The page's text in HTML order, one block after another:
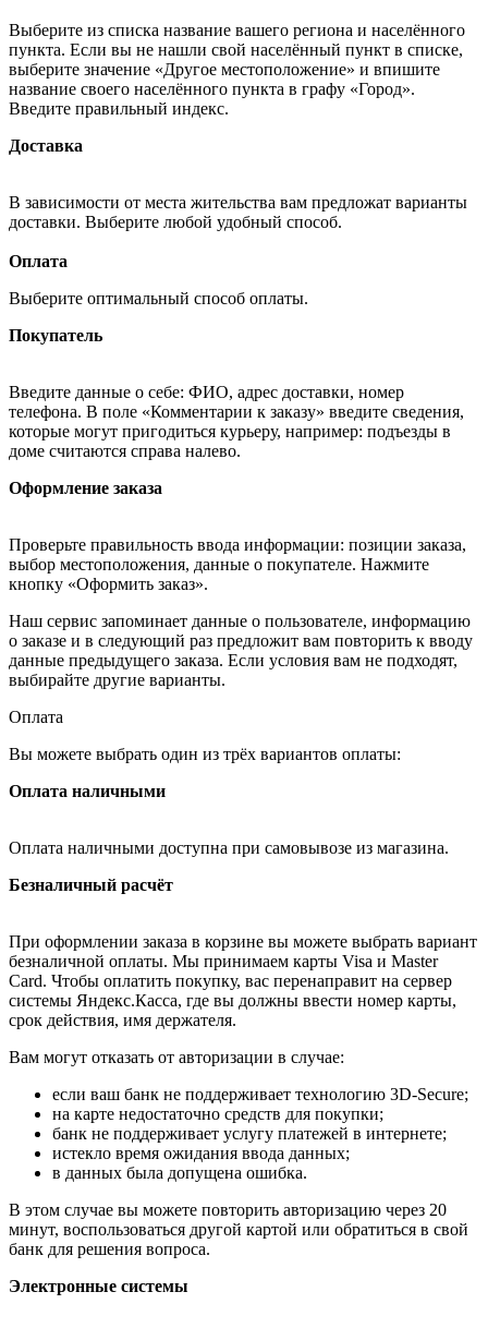
Выберите из списка название вашего региона и населённого
пункта. Если вы не нашли свой населённый пункт в списке,
выберите значение «Другое местоположение» и впишите
название своего населённого пункта в графу «Город».
Введите правильный индекс.
Доставка
В зависимости от места жительства вам предложат варианты
доставки. Выберите любой удобный способ.
Оплата
Выберите оптимальный способ оплаты.
Покупатель
Введите данные о себе: ФИО, адрес доставки, номер
телефона. В поле «Комментарии к заказу» введите сведения,
которые могут пригодиться курьеру, например: подъезды в
доме считаются справа налево.
Оформление заказа
Проверьте правильность ввода информации: позиции заказа,
выбор местоположения, данные о покупателе. Нажмите
кнопку «Оформить заказ».
Наш сервис запоминает данные о пользователе, информацию
о заказе и в следующий раз предложит вам повторить к вводу
данные предыдущего заказа. Если условия вам не подходят,
выбирайте другие варианты.
Оплата
Вы можете выбрать один из трёх вариантов оплаты:
Оплата наличными
Оплата наличными доступна при самовывозе из магазина.
Безналичный расчёт
При оформлении заказа в корзине вы можете выбрать вариант
безналичной оплаты. Мы принимаем карты Visa и Master
Card. Чтобы оплатить покупку, вас перенаправит на сервер
системы Яндекс.Касса, где вы должны ввести номер карты,
срок действия, имя держателя.
Вам могут отказать от авторизации в случае:
если ваш банк не поддерживает технологию 3D-Secure;
на карте недостаточно средств для покупки;
банк не поддерживает услугу платежей в интернете;
истекло время ожидания ввода данных;
в данных была допущена ошибка.
В этом случае вы можете повторить авторизацию через 20
минут, воспользоваться другой картой или обратиться в свой
банк для решения вопроса.
Электронные системы